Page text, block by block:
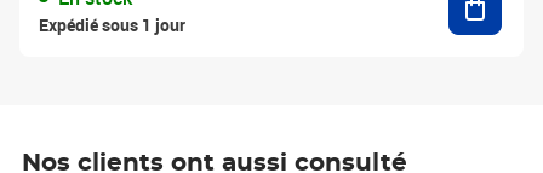
Expédié sous 1 jour
Nos clients ont aussi consulté